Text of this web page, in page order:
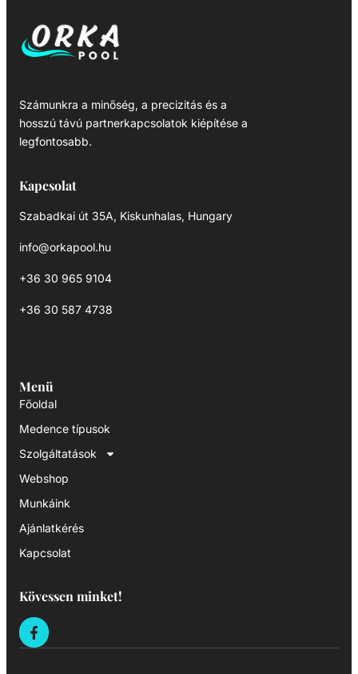
Számunkra a minőség, a precizitás és a
hosszú távú partnerkapcsolatok kiépítése a
legfontosabb.
Kapcsolat
Szabadkai út 35A, Kiskunhalas, Hungary
info@orkapool.hu
+36 30 965 9104
+36 30 587 4738
Menü
Főoldal
Medence típusok
Szolgáltatások
Webshop
Munkáink
Ajánlatkérés
Kapcsolat
Kövessen minket!